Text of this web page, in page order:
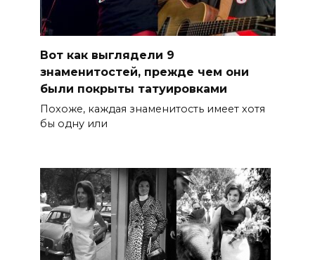
Вот как выглядели 9
знаменитостей, прежде чем они
были покрыты татуировками
Похоже, каждая знаменитость имеет хотя
бы одну или